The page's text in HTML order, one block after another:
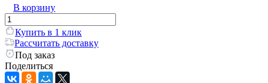
В корзину
Купить в 1 клик
Рассчитать доставку
Под заказ
Поделиться